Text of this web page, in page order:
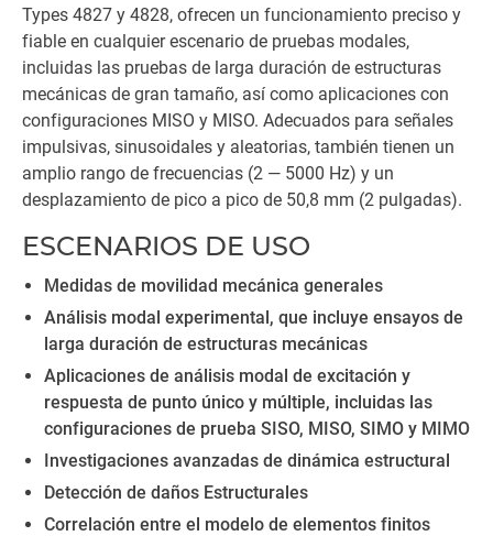
Types 4827 y 4828, ofrecen un funcionamiento preciso y
fiable en cualquier escenario de pruebas modales,
incluidas las pruebas de larga duración de estructuras
mecánicas de gran tamaño, así como aplicaciones con
configuraciones MISO y MISO. Adecuados para señales
impulsivas, sinusoidales y aleatorias, también tienen un
amplio rango de frecuencias (2 — 5000 Hz) y un
desplazamiento de pico a pico de 50,8 mm (2 pulgadas).
ESCENARIOS DE USO
Medidas de movilidad mecánica generales
Análisis modal experimental, que incluye ensayos de
larga duración de estructuras mecánicas
Aplicaciones de análisis modal de excitación y
respuesta de punto único y múltiple, incluidas las
configuraciones de prueba SISO, MISO, SIMO y MIMO
Investigaciones avanzadas de dinámica estructural
Detección de daños Estructurales
Correlación entre el modelo de elementos finitos